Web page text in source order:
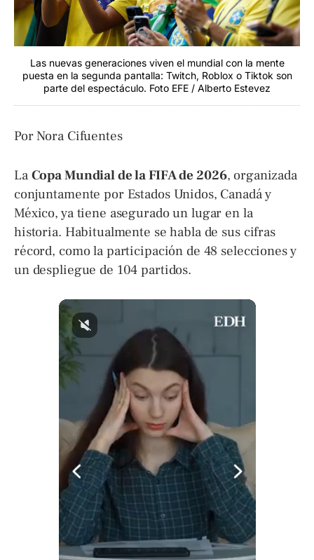
Las nuevas generaciones viven el mundial con la mente
puesta en la segunda pantalla: Twitch, Roblox o Tiktok son
parte del espectáculo. Foto EFE / Alberto Estevez
Por Nora Cifuentes
La Copa Mundial de la FIFA de 2026, organizada
conjuntamente por Estados Unidos, Canadá y
México, ya tiene asegurado un lugar en la
historia. Habitualmente se habla de sus cifras
récord, como la participación de 48 selecciones y
un despliegue de 104 partidos.